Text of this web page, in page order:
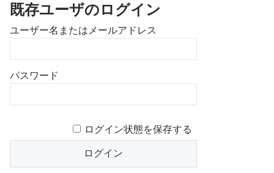
既存ユーザのログイン
ユーザー名またはメールアドレス
パスワード
ログイン状態を保存する